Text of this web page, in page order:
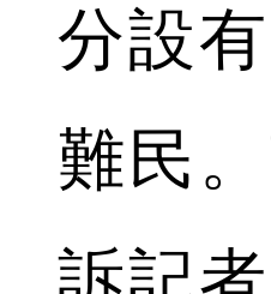
分設
難民